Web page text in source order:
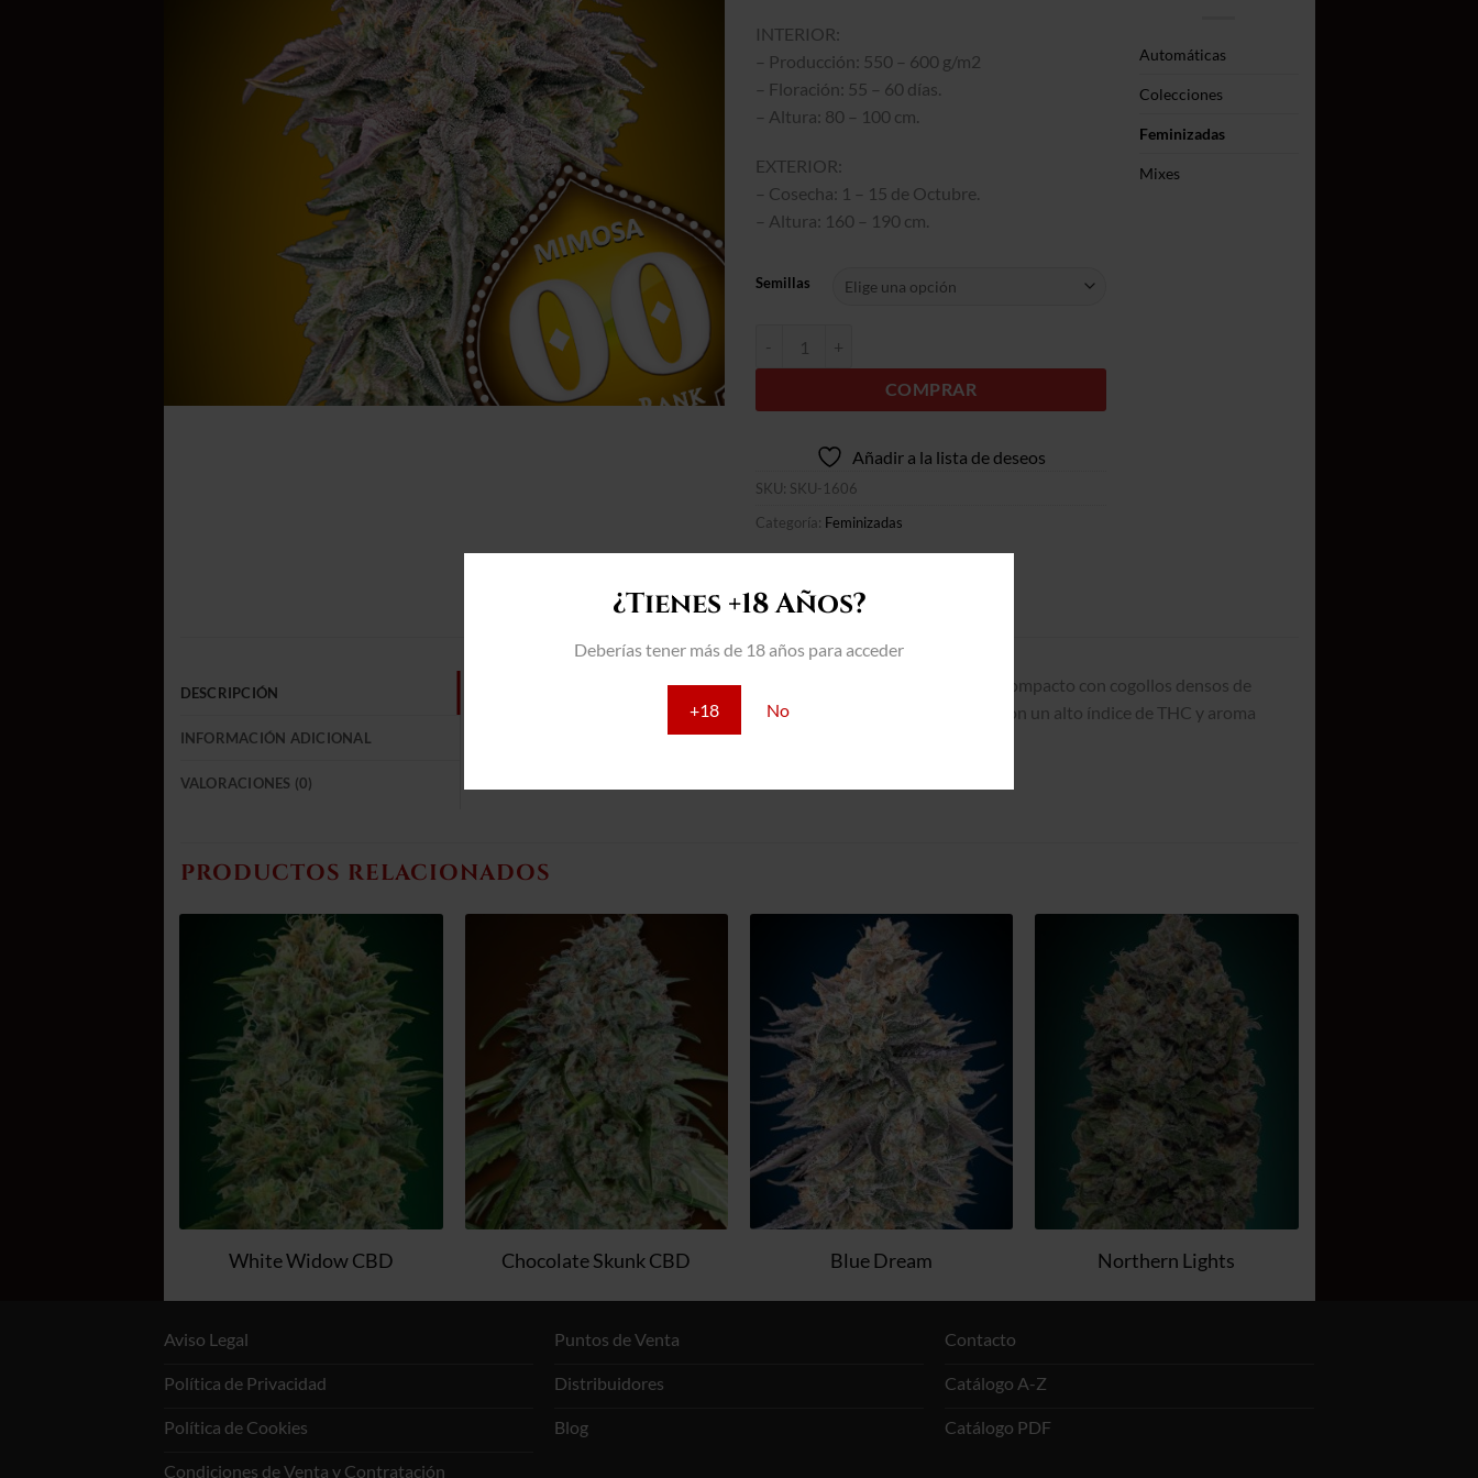
¿Tienes +18 Años?
Deberías tener más de 18 años para acceder
+18 No
INTERIOR:
– Producción: 550 – 600 g/m2
– Floración: 55 – 60 días.
– Altura: 80 – 100 cm.
EXTERIOR:
– Cosecha: 1 – 15 de Octubre.
– Altura: 160 – 190 cm.
Semillas
COMPRAR
Añadir a la lista de deseos
SKU: SKU-1606
Categoría: Feminizadas
Automáticas
Colecciones
Feminizadas
Mixes
DESCRIPCIÓN
INFORMACIÓN ADICIONAL
VALORACIONES (0)
Híbrido de Clementine x Purple Punch. Planta de gran vigor y porte compacto con cogollos densos de
tonos que van desde el verde al morado. Gran cantidad de tricomas con un alto índice de THC y aroma
cítrico a naranja con toques picantes.
PRODUCTOS RELACIONADOS
Añadir
lista de
deseos
White Widow CBD
lista de
Chocolate Skunk CBD
deseos
Blue Dream
lista de
deseos
Northern Lights
Aviso Legal
Política de Privacidad
Política de Cookies
Condiciones de Venta y Contratación
Puntos de Venta
Distribuidores
Blog
Contacto
Catálogo A-Z
Catálogo PDF